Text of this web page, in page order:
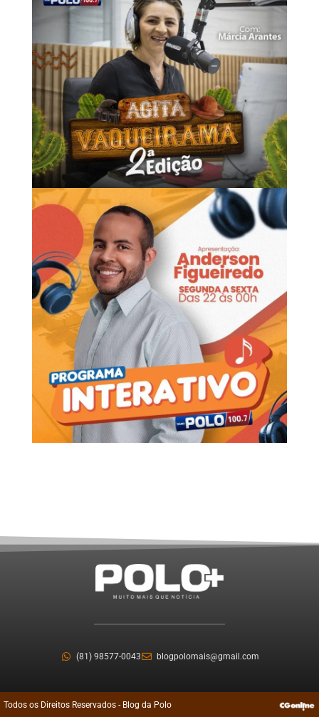
(81) 98577-0043 blogpolomais@gmail.com
Todos os Direitos Reservados - Blog da Polo